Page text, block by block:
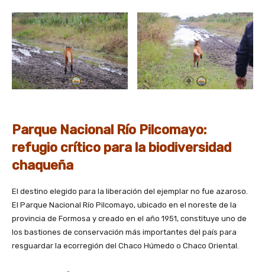
Parque Nacional Río Pilcomayo:
refugio crítico para la biodiversidad
chaqueña
El destino elegido para la liberación del ejemplar no fue azaroso.
El Parque Nacional Río Pilcomayo, ubicado en el noreste de la
provincia de Formosa y creado en el año 1951, constituye uno de
los bastiones de conservación más importantes del país para
resguardar la ecorregión del Chaco Húmedo o Chaco Oriental.